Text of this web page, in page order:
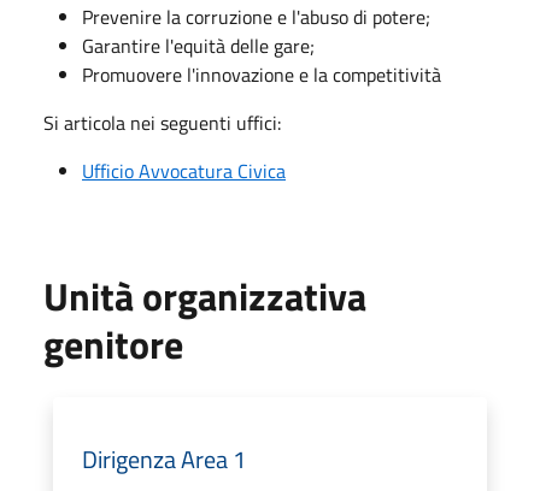
Prevenire la corruzione e l'abuso di potere;
Garantire l'equità delle gare;
Promuovere l'innovazione e la competitività
Si articola nei seguenti uffici:
Ufficio Avvocatura Civica
Unità organizzativa
genitore
Dirigenza Area 1